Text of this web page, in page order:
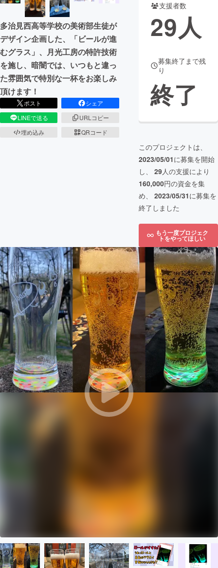
多治見西高等学校の美術部生徒が
デザイン企画した、「ビールが進
むグラス」、月光工房の特許技術
を施し、暗闇では、いつもと違っ
た雰囲気で特別な一杯をお楽しみ
頂けます！
ポスト
シェア
LINEで送る
URLコピー
埋め込み
QRコード
支援者数
29人
募集終了まで残
り
終了
このプロジェクトは、
2023/05/01に募集を開始
し、 29人の支援により
160,000円の資金を集
め、 2023/05/31に募集を
終了しました
もう一度プロジェク
トをやってほしい